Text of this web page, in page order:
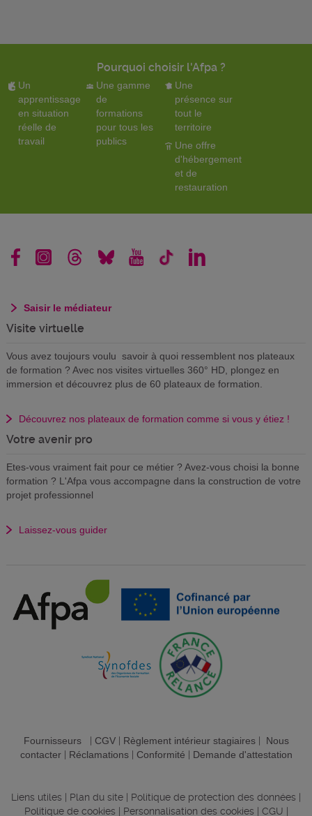
Pourquoi choisir l'Afpa ?
Un
apprentissage
en situation
réelle de
travail
Une gamme
de
formations
pour tous les
publics
Une
présence sur
tout le
territoire
Une offre
d'hébergement
et de
restauration
Saisir le médiateur
Visite virtuelle
Vous avez toujours voulu savoir à quoi ressemblent nos plateaux
de formation ? Avec nos visites virtuelles 360° HD, plongez en
immersion et découvrez plus de 60 plateaux de formation.
Découvrez nos plateaux de formation comme si vous y étiez !
Votre avenir pro
Etes-vous vraiment fait pour ce métier ? Avez-vous choisi la bonne
formation ? L'Afpa vous accompagne dans la construction de votre
projet professionnel
Laissez-vous guider
Fournisseurs| CGV| Règlement intérieur stagiaires| Nous
contacter| Réclamations| Conformité Demande d'attestation
Liens utiles Plan du site Politique de protection des données
Politique de cookies
Personnalisation des cookies CGU